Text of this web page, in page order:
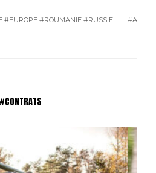
#EUROPE #ROUMANIE #RUSSIE
#CONTRATS